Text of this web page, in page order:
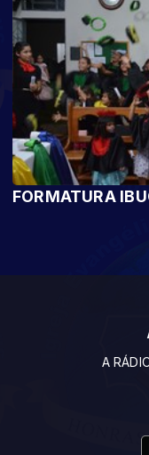
FORMATURA
A